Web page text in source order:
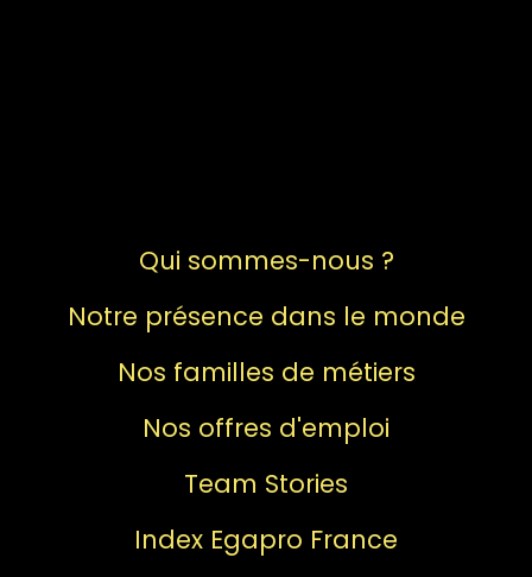
Qui sommes-nous ?
Notre présence dans le monde
Nos familles de métiers
Nos offres d'emploi
Team Stories
Index Egapro France